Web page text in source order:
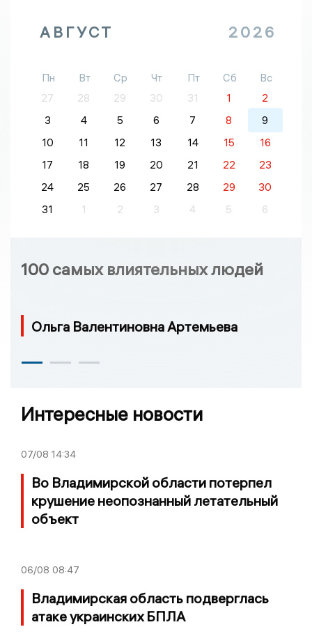
АВГУСТ 2026
Пн Вт Ср Чт Пт Сб
Вс
27
28 29 30 31 1
2
3
4 5 6 7 8
9
10
11 12 13 14 15
16
17
18 19 20 21 22
23
24
25 26 27 28 29
30
31
1 2 3 4 5 6
100 самых влиятельных людей
Ольга Валентиновна Артемьева
Интересные новости
07/08 14:34
Во Владимирской области потерпел
крушение неопознанный летательный
объект
06/08 08:47
Владимирская область подверглась
атаке украинских БПЛА